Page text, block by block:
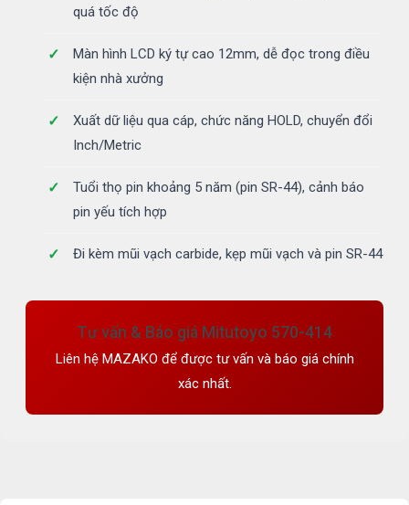
quá tốc độ
Màn hình LCD ký tự cao 12mm, dễ đọc trong điều
kiện nhà xưởng
Xuất dữ liệu qua cáp, chức năng HOLD, chuyển đổi
Inch/Metric
Tuổi thọ pin khoảng 5 năm (pin SR-44), cảnh báo
pin yếu tích hợp
Đi kèm mũi vạch carbide, kẹp mũi vạch và pin SR-44
Tư vấn & Báo giá Mitutoyo 570-414
Liên hệ MAZAKO để được tư vấn và báo giá chính
xác nhất.